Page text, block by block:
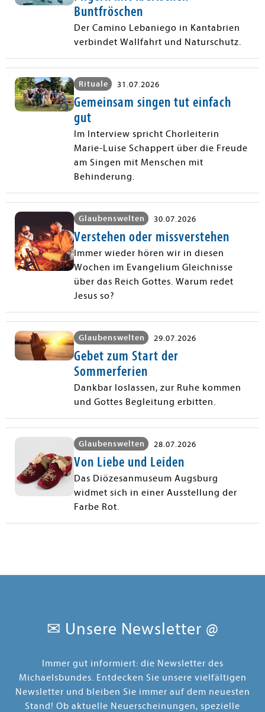
Buntfröschen
Der Camino Lebaniego in Kantabrien
verbindet Wallfahrt und Naturschutz.
Rituale 31.07.2026
Gemeinsam singen tut einfach
gut
Im Interview spricht Chorleiterin
Marie-Luise Schappert über die Freude
am Singen mit Menschen mit
Behinderung.
Glaubenswelten 30.07.2026
Verstehen oder missverstehen
Immer wieder hören wir in diesen
Wochen im Evangelium Gleichnisse
über das Reich Gottes. Warum redet
Jesus so?
Glaubenswelten 29.07.2026
Gebet zum Start der
Sommerferien
Dankbar loslassen, zur Ruhe kommen
und Gottes Begleitung erbitten.
Glaubenswelten 28.07.2026
Von Liebe und Leiden
Das Diözesanmuseum Augsburg
widmet sich in einer Ausstellung der
Farbe Rot.
✉ Unsere Newsletter @
Immer gut informiert: die Newsletter des
Michaelsbundes. Entdecken Sie unsere vielfältigen
Newsletter und bleiben Sie immer auf dem neuesten
Stand! Ob aktuelle Neuerscheinungen, spezielle